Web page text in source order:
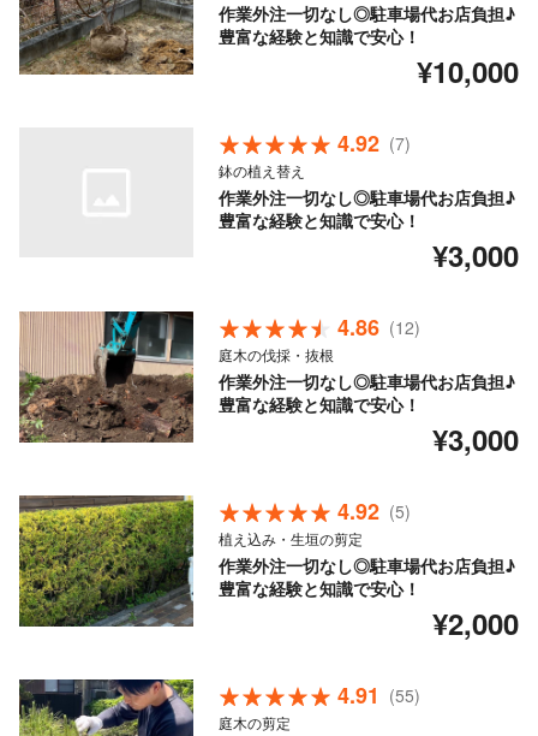
作業外注一切なし◎駐車場代お店負担♪
豊富な経験と知識で安心！
¥10,000
4.92 (7)
鉢の植え替え
作業外注一切なし◎駐車場代お店負担♪
豊富な経験と知識で安心！
¥3,000
4.86 (12)
庭木の伐採・抜根
作業外注一切なし◎駐車場代お店負担♪
豊富な経験と知識で安心！
¥3,000
4.92 (5)
植え込み・生垣の剪定
作業外注一切なし◎駐車場代お店負担♪
豊富な経験と知識で安心！
¥2,000
4.91 (55)
庭木の剪定